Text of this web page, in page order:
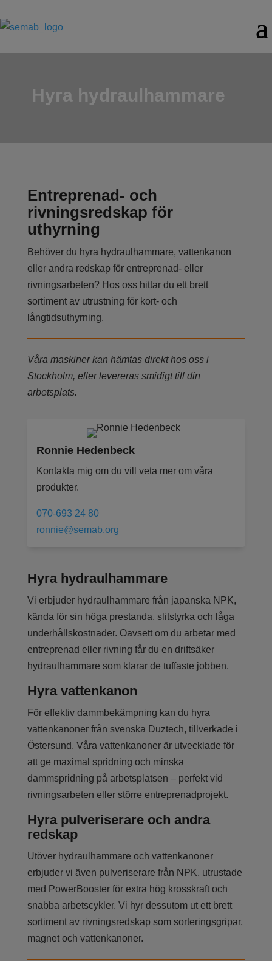
Hyra hydraulhammare
Entreprenad- och
rivningsredskap för
uthyrning
Behöver du hyra hydraulhammare, vattenkanon
eller andra redskap för entreprenad- eller
rivningsarbeten? Hos oss hittar du ett brett
sortiment av utrustning för kort- och
långtidsuthyrning.
Våra maskiner kan hämtas direkt hos oss i
Stockholm, eller levereras smidigt till din
arbetsplats.
Ronnie Hedenbeck
Kontakta mig om du vill veta mer om våra
produkter.
070-693 24 80
ronnie@semab.org
Hyra hydraulhammare
Vi erbjuder hydraulhammare från japanska NPK,
kända för sin höga prestanda, slitstyrka och låga
underhållskostnader. Oavsett om du arbetar med
entreprenad eller rivning får du en driftsäker
hydraulhammare som klarar de tuffaste jobben.
Hyra vattenkanon
För effektiv dammbekämpning kan du hyra
vattenkanoner från svenska Duztech, tillverkade i
Östersund. Våra vattenkanoner är utvecklade för
att ge maximal spridning och minska
dammspridning på arbetsplatsen – perfekt vid
rivningsarbeten eller större entreprenadprojekt.
Hyra pulveriserare och andra
redskap
Utöver hydraulhammare och vattenkanoner
erbjuder vi även pulveriserare från NPK, utrustade
med PowerBooster för extra hög krosskraft och
snabba arbetscykler. Vi hyr dessutom ut ett brett
sortiment av rivningsredskap som sorteringsgripar,
magnet och vattenkanoner.